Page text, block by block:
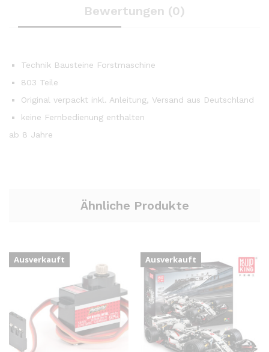
Bewertungen (0)
Technik Bausteine Forstmaschine
803 Teile
Original verpackt inkl. Anleitung, Versand aus Deutschland
keine Fernbedienung enthalten
ab 8 Jahre
Ähnliche Produkte
Ausverkauft Ausverkauft